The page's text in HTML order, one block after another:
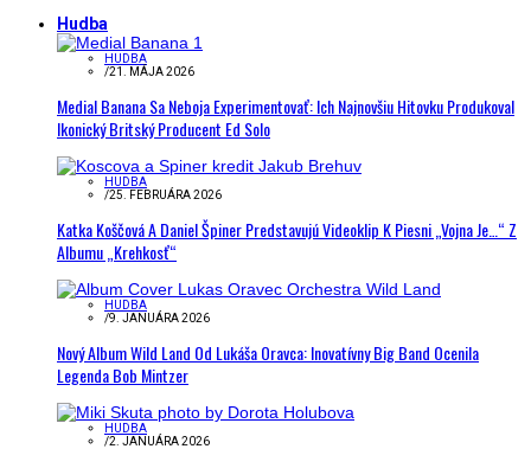
Hudba
HUDBA
/21. MÁJA 2026
Medial Banana Sa Neboja Experimentovať: Ich Najnovšiu Hitovku Produkoval
Ikonický Britský Producent Ed Solo
HUDBA
/25. FEBRUÁRA 2026
Katka Koščová A Daniel Špiner Predstavujú Videoklip K Piesni „Vojna Je…“ Z
Albumu „Krehkosť“
HUDBA
/9. JANUÁRA 2026
Nový Album Wild Land Od Lukáša Oravca: Inovatívny Big Band Ocenila
Legenda Bob Mintzer
HUDBA
/2. JANUÁRA 2026